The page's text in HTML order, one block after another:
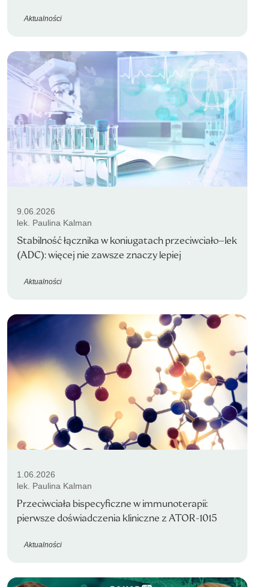
Aktualności
9.06.2026
lek. Paulina Kalman
Stabilność łącznika w koniugatach przeciwciało–lek
(ADC): więcej nie zawsze znaczy lepiej
Aktualności
1.06.2026
lek. Paulina Kalman
Przeciwciała bispecyficzne w immunoterapii:
pierwsze doświadczenia kliniczne z ATOR-1015
Aktualności